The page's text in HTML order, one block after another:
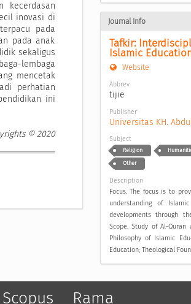
kecerdasan
inovasi di
pada
pada anak
sekaligus
lembaga
mencetak
perhatian
ini
© 2020
Journal Info
Tafkir:
Islamic
Website
Abbrev
tijie
Publisher
Universitas KH.
Subject
Religion
Other
Description
Focus. The focus is to
understanding of
developments through
Scope. Study of Al-
Philosophy of Islamic
Education; Theological
Scopus Rama